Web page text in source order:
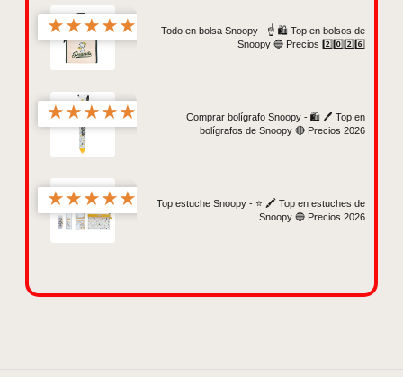
★★★★★
Todo en bolsa Snoopy - ☝️ 🛍️ Top en bolsos de
Snoopy 🔵 Precios 2️⃣0️⃣2️⃣6️⃣
★★★★★
Comprar bolígrafo Snoopy - 🛍️ 🖊️ Top en
bolígrafos de Snoopy 🔴 Precios 2026
★★★★★
Top estuche Snoopy - ⭐️ 🖍️ Top en estuches de
Snoopy 🔵 Precios 2026